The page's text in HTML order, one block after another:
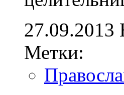
27.09.2013
Метки: